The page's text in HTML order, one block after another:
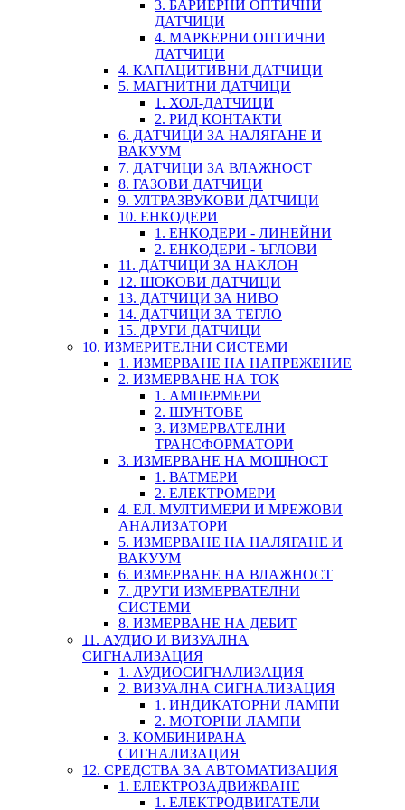
3. БАРИЕРНИ ОПТИЧНИ
ДАТЧИЦИ
4. МАРКЕРНИ ОПТИЧНИ
ДАТЧИЦИ
4. КАПАЦИТИВНИ ДАТЧИЦИ
5. МАГНИТНИ ДАТЧИЦИ
1. ХОЛ-ДАТЧИЦИ
2. РИД КОНТАКТИ
6. ДАТЧИЦИ ЗА НАЛЯГАНЕ И
ВАКУУМ
7. ДАТЧИЦИ ЗА ВЛАЖНОСТ
8. ГАЗОВИ ДАТЧИЦИ
9. УЛТРАЗВУКОВИ ДАТЧИЦИ
10. ЕНКОДЕРИ
1. ЕНКОДЕРИ - ЛИНЕЙНИ
2. ЕНКОДЕРИ - ЪГЛОВИ
11. ДАТЧИЦИ ЗА НАКЛОН
12. ШОКОВИ ДАТЧИЦИ
13. ДАТЧИЦИ ЗА НИВО
14. ДАТЧИЦИ ЗА ТЕГЛО
15. ДРУГИ ДАТЧИЦИ
10. ИЗМЕРИТЕЛНИ СИСТЕМИ
1. ИЗМЕРВАНЕ НА НАПРЕЖЕНИЕ
2. ИЗМЕРВАНЕ НА ТОК
1. АМПЕРМЕРИ
2. ШУНТОВЕ
3. ИЗМЕРВАТЕЛНИ
ТРАНСФОРМАТОРИ
3. ИЗМЕРВАНЕ НА МОЩНОСТ
1. ВАТМЕРИ
2. ЕЛЕКТРОМЕРИ
4. ЕЛ. МУЛТИМЕРИ И МРЕЖОВИ
АНАЛИЗАТОРИ
5. ИЗМЕРВАНЕ НА НАЛЯГАНЕ И
ВАКУУМ
6. ИЗМЕРВАНЕ НА ВЛАЖНОСТ
7. ДРУГИ ИЗМЕРВАТЕЛНИ
СИСТЕМИ
8. ИЗМЕРВАНЕ НА ДЕБИТ
11. АУДИО И ВИЗУАЛНА
СИГНАЛИЗАЦИЯ
1. АУДИОСИГНАЛИЗАЦИЯ
2. ВИЗУАЛНА СИГНАЛИЗАЦИЯ
1. ИНДИКАТОРНИ ЛАМПИ
2. МОТОРНИ ЛАМПИ
3. КОМБИНИРАНА
СИГНАЛИЗАЦИЯ
12. СРЕДСТВА ЗА АВТОМАТИЗАЦИЯ
1. ЕЛЕКТРОЗАДВИЖВАНЕ
1. ЕЛЕКТРОДВИГАТЕЛИ